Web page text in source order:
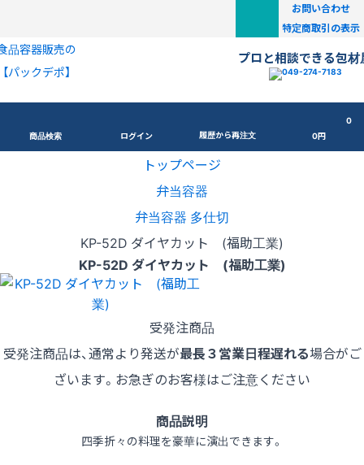
お問い合わせ
特定商取引の表示
品容器販売の
【パックデポ】
プロと相談できる包材
商品検索 ログイン 履歴から再注文
0
0円
トップページ
弁当容器
弁当容器 多仕切
KP-52D ダイヤカット (福助工業)
KP-52D ダイヤカット (福助工業)
受発注商品
受発注商品は、通常より発送が最長３営業日程遅れる場合がご
ざいます。お急ぎのお客様はご注意ください
商品説明
四季折々の料理を豪華に演出できます。